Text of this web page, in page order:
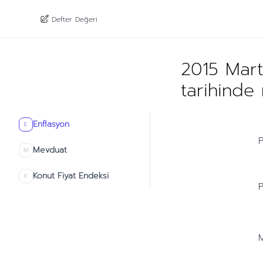
E Enflasyon
M Mevduat
K Konut Fiyat Endeksi
Defter Değeri
2015
tarihinde